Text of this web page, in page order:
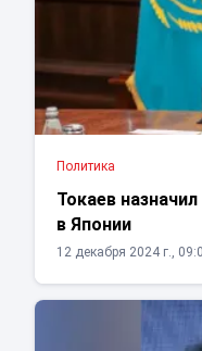
Политика
Токаев
в Японии
12 декабря 2024 г.,